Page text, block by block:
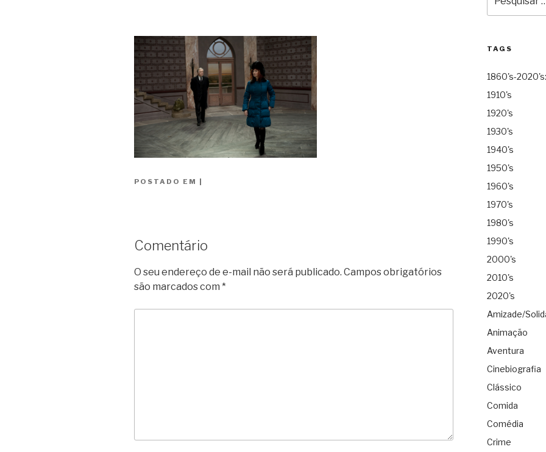
POSTADO EM |
Comentário
O seu endereço de e-mail não será publicado. Campos obrigatórios
são marcados com *
por:
TAGS
1860's-
1910's
1920's
1930's
1940's
1950's
1960's
1970's
1980's
1990's
2000's
2010's
2020's
Amizade/
Animação
Aventura
Cinebiografia
Clássico
Comida
Comédia
Crime